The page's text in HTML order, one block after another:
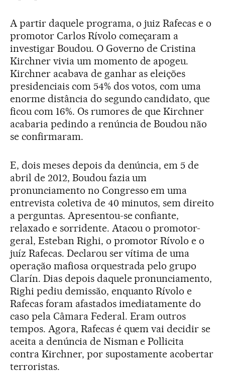
A partir daquele programa, o juiz Rafecas e o
promotor Carlos Rívolo começaram a
investigar Boudou. O Governo de Cristina
Kirchner vivia um momento de apogeu.
Kirchner acabava de ganhar as eleições
presidenciais com 54% dos votos, com uma
enorme distância do segundo candidato, que
ficou com 16%. Os rumores de que Kirchner
acabaria pedindo a renúncia de Boudou não
se confirmaram.
E, dois meses depois da denúncia, em 5 de
abril de 2012, Boudou fazia um
pronunciamento no Congresso em uma
entrevista coletiva de 40 minutos, sem direito
a perguntas. Apresentou-se confiante,
relaxado e sorridente. Atacou o promotor-
geral, Esteban Righi, o promotor Rívolo e o
juíz Rafecas. Declarou ser vítima de uma
operação mafiosa orquestrada pelo grupo
Clarín. Dias depois daquele pronunciamento,
Righi pediu demissão, enquanto Rívolo e
Rafecas foram afastados imediatamente do
caso pela Câmara Federal. Eram outros
tempos. Agora, Rafecas é quem vai decidir se
aceita a denúncia de Nisman e Pollicita
contra Kirchner, por supostamente acobertar
terroristas.